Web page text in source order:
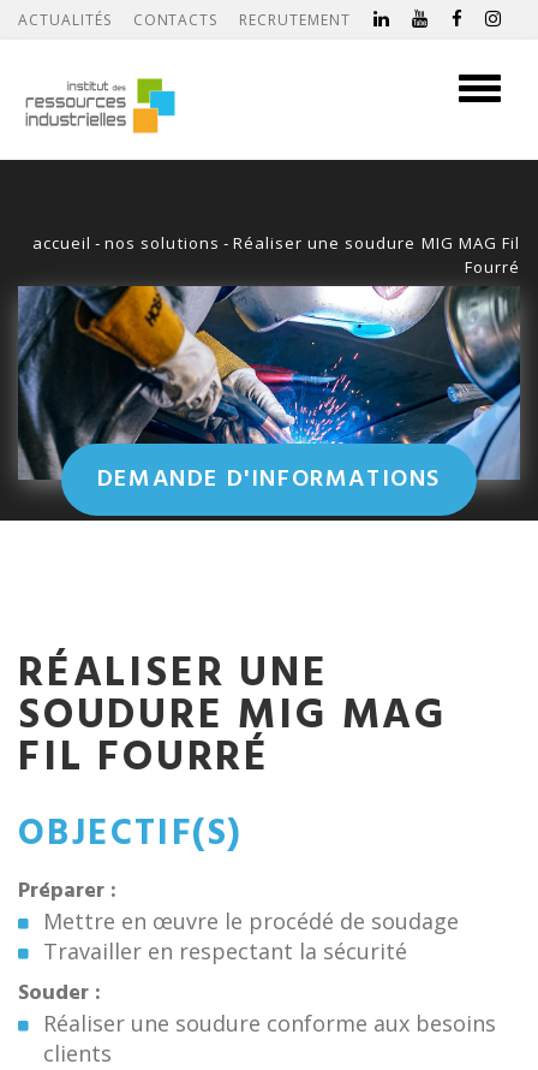
ACTUALITÉS CONTACTS RECRUTEMENT
Toggle
accueil -nos solutions - Réaliser une soudure MIG MAG Fil
Fourré
DEMANDE D'INFORMATIONS
RÉALISER UNE
SOUDURE MIG MAG
FIL FOURRÉ
OBJECTIF(S)
Préparer :
Mettre en œuvre le procédé de soudage
Travailler en respectant la sécurité
Souder :
Réaliser une soudure conforme aux besoins
clients